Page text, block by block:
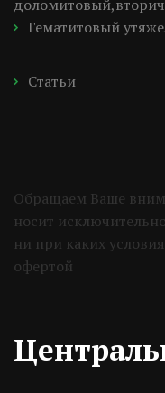
Гематитовый
Статьи
Обращаем Ваше
носит
ни при каких
офертой